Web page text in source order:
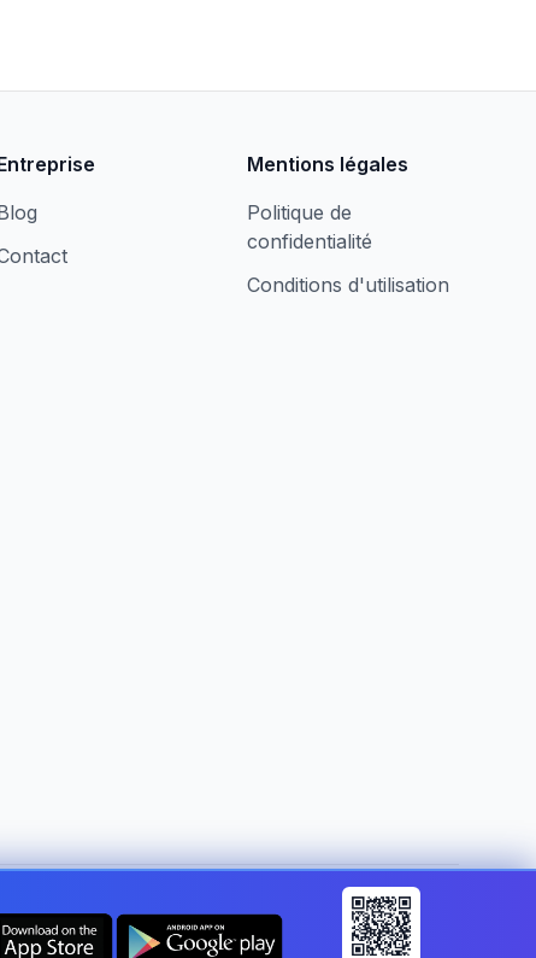
Mentions légales
Politique de
confidentialité
Conditions d'utilisation
Changer de pays : Luxembourg